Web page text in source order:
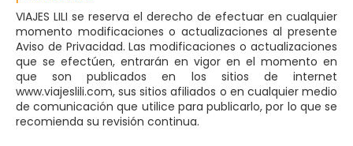
VIAJES LILI se reserva el derecho de efectuar en cualquier
momento modificaciones o actualizaciones al presente
Aviso de Privacidad. Las modificaciones o actualizaciones
que se efectúen, entrarán en vigor en el momento en
que son publicados en los sitios de internet
www.viajeslili.com, sus sitios afiliados o en cualquier medio
de comunicación que utilice para publicarlo, por lo que se
recomienda su revisión continua.